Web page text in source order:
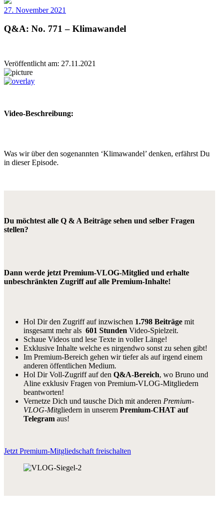
27. November 2021
Q&A: No. 771 – Klimawandel
Veröffentlicht am: 27.11.2021
Video-Beschreibung:
Was wir über den sogenannten ‘Klimawandel’ denken, erfährst Du
in dieser Episode.
Du möchtest alle Q & A Beiträge sehen und selber Fragen
stellen?
Dann werde jetzt Premium-VLOG-Mitglied und erhalte
unbeschränkten Zugriff auf alle Premium-Inhalte!
Hol Dir den Zugriff auf inzwischen 1.798 Beiträge mit
insgesamt mehr als 601 Stunden Video-Spielzeit.
Schaue Videos und lese Texte in voller Länge!
Exklusive Inhalte welche es nirgendwo sonst zu sehen gibt!
Im Premium-Bereich gehen wir tiefer als auf irgend einem
anderen öffentlichen Medium.
Hol Dir Voll-Zugriff auf den Q&A-Bereich, wo Bruno und
Aline exklusiv Fragen von Premium-VLOG-Mitgliedern
beantworten!
Vernetze Dich und tausche Dich mit anderen Premium-
VLOG-Mitgliedern in unserem Premium-CHAT auf
Telegram aus!
Jetzt Premium-Mitgliedschaft freischalten